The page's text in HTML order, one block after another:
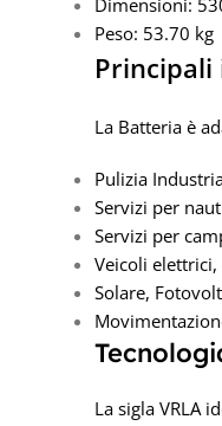
Dimensioni:
Peso: 53.70 kg
Principali
La Batteria è
Pulizia
Servizi per
Servizi per
Veicoli
Solare,
La sigla VRLA